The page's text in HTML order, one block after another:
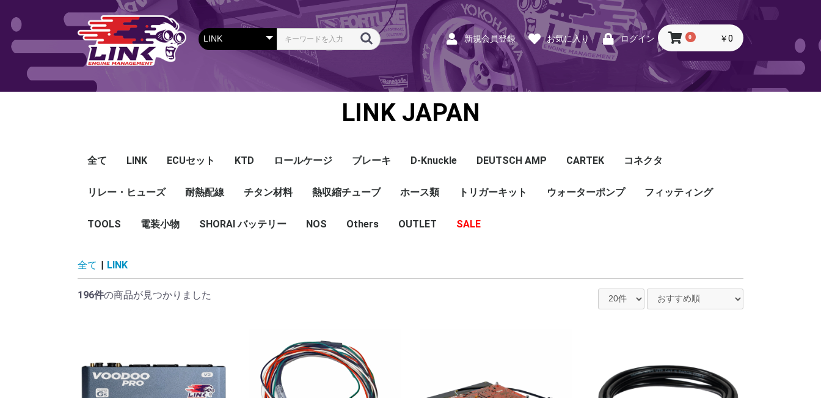
新規会員登録 お気に入り ログイン 0 ￥0
LINK JAPAN
全て LINK
Plug-in ECU Honda
Mazda
Mitsubishi
Nissan
Subaru
Toyota
その他
Wire-in ECU G5
G4X
G4＋
PDM
ECUアクセサリー Looms and Cables Terminals and Plugs
G1 - G4
CAN and Tuning
G4X - G4+
Mapセンサー
温度センサー
その他センサー
Exhaust O2センサー
CAN EGT modules
DI Driver
Ignition
Injection
Peripherals
Tuning Tools
E-Throttle
Driver Display
CAN Keypad
Apparel Hat
T-shirts
Foodies
ECUセット KTD
Looms
CAN＆Tuning ケーブ
コネクタ＆Pin
Wire-in ハーネス
拡張ハーネス G4+Kurofune
MAZDA
MITSUBISHI
HONDA
TOYOTA
NISSAN
センサー クランクセンサー
温度センサー
MAPセンサー
圧力センサー
ノックセンサー
CAN ラムダ 空燃比
ブーストコントロール
Injector
ISC
その他
Ignition Coil
クラセン
サージタンク
EXマニ
燃料
電スロ
シリコンホース
エンジンハーネス
ハーネスラベル
エアクリーナー
スイッチ
アダプタ類
その他
ロールケージ ブレーキ D-Knuckle DEUTSCH AMP
AMP SSC
DTM
DT
DTP
その他
CARTEK
CARTEK
コネクタ
Lambda
Ignition
Injector
Throttle. Accele
Honda
Subaru
Toyota
Mazda
Mitsubishi
Nissan
Porsche
その他
リレー・ヒューズ
リレー
リレーBOX
ヒューズケース
ブレーカー式ブレード
ブレーカー
耐熱配線
ETFE 配線
シールド線
モールド線
FEP 配線
シールド線
モールド線
チタン材料 熱収縮チューブ
ハンダ付 収縮チュー
耐熱収縮メッシュチュ
切れ込み付 メッシュ
DR
DW
DW クリア
その他
ホース類
シリコンホース
耐熱スリーブ
バキュームホース
燃料ホース
トリガーキット ウォーターポンプ フィッティング
TOOLS 電装小物 SHORAI バッテリー NOS Others OUTLET SALE
全て LINK
196件の商品が見つかりました